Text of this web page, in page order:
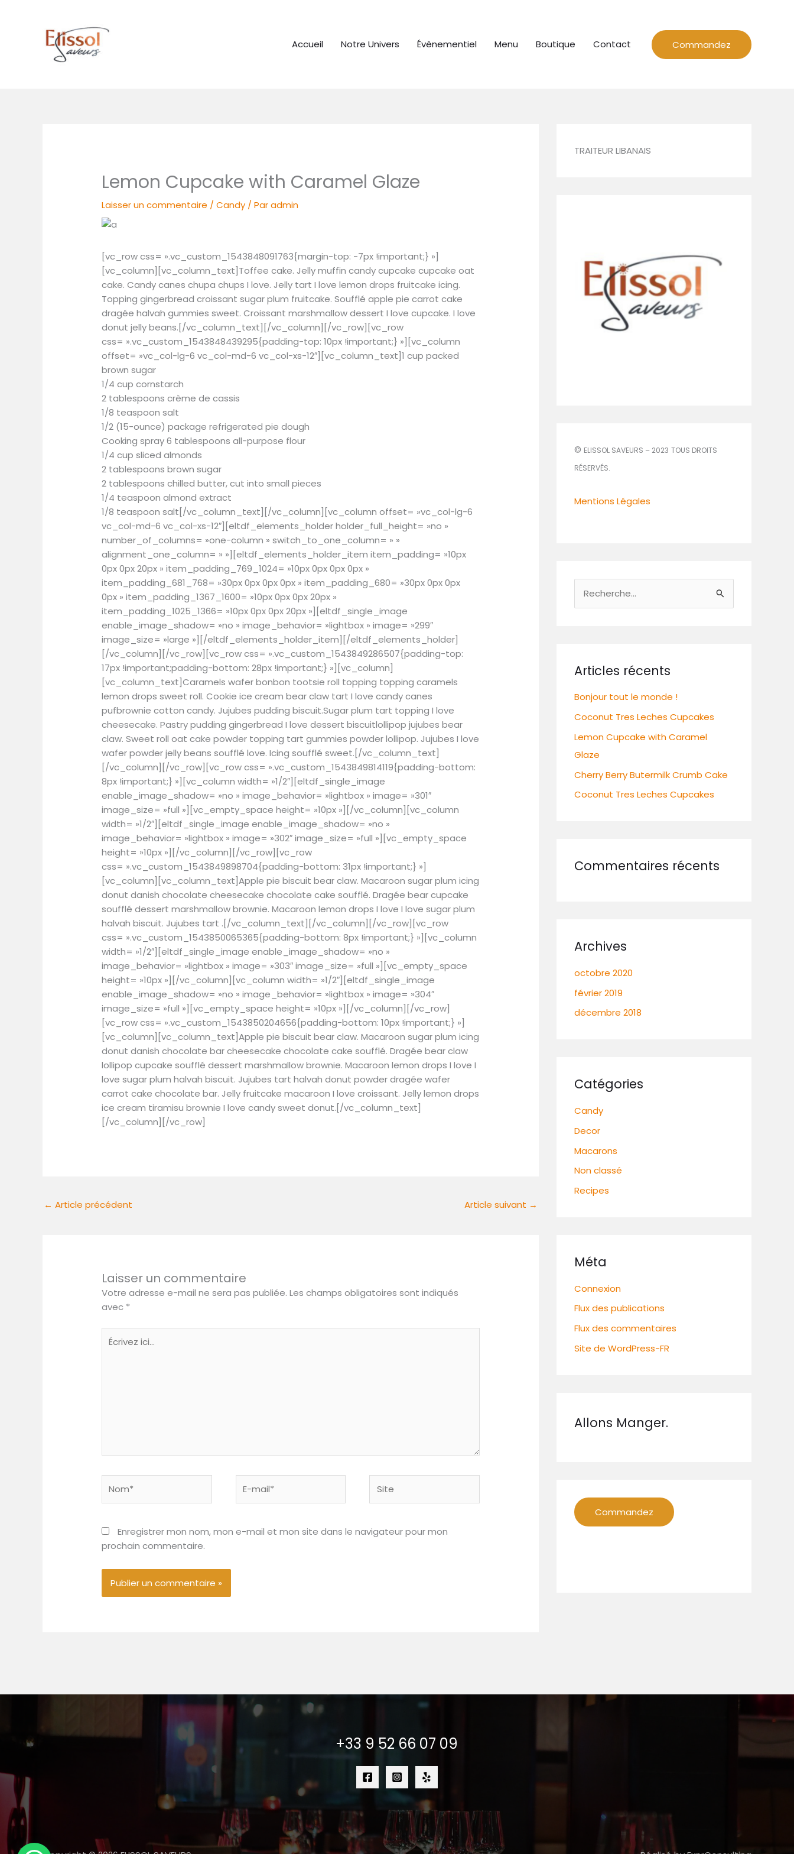
Accueil Notre Univers Évènementiel Menu Boutique Contact Commandez
Lemon Cupcake with Caramel Glaze
Laisser un commentaire /Candy / Paradmin
[vc_row css= ».vc_custom_1543848091763{margin-top: -7px !important;} »]
[vc_column][vc_column_text]Toffee cake. Jelly muffin candy cupcake cupcake oat
cake. Candy canes chupa chups I love. Jelly tart I love lemon drops fruitcake icing.
Topping gingerbread croissant sugar plum fruitcake. Soufflé apple pie carrot cake
dragée halvah gummies sweet. Croissant marshmallow dessert I love cupcake. I love
donut jelly beans.[/vc_column_text][/vc_column][/vc_row][vc_row
css= ».vc_custom_1543848439295{padding-top: 10px !important;} »][vc_column
offset= »vc_col-lg-6 vc_col-md-6 vc_col-xs-12″][vc_column_text]1 cup packed
brown sugar
1/4 cup cornstarch
2 tablespoons crème de cassis
1/8 teaspoon salt
1/2 (15-ounce) package refrigerated pie dough
Cooking spray 6 tablespoons all-purpose flour
1/4 cup sliced almonds
2 tablespoons brown sugar
2 tablespoons chilled butter, cut into small pieces
1/4 teaspoon almond extract
1/8 teaspoon salt[/vc_column_text][/vc_column][vc_column offset= »vc_col-lg-6
vc_col-md-6 vc_col-xs-12″][eltdf_elements_holder holder_full_height= »no »
number_of_columns= »one-column » switch_to_one_column= » »
alignment_one_column= » »][eltdf_elements_holder_item item_padding= »10px
0px 0px 20px » item_padding_769_1024= »10px 0px 0px 0px »
item_padding_681_768= »30px 0px 0px 0px » item_padding_680= »30px 0px 0px
0px » item_padding_1367_1600= »10px 0px 0px 20px »
item_padding_1025_1366= »10px 0px 0px 20px »][eltdf_single_image
enable_image_shadow= »no » image_behavior= »lightbox » image= »299″
image_size= »large »][/eltdf_elements_holder_item][/eltdf_elements_holder]
[/vc_column][/vc_row][vc_row css= ».vc_custom_1543849286507{padding-top:
17px !important;padding-bottom: 28px !important;} »][vc_column]
[vc_column_text]Caramels wafer bonbon tootsie roll topping topping caramels
lemon drops sweet roll. Cookie ice cream bear claw tart I love candy canes
pufbrownie cotton candy. Jujubes pudding biscuit.Sugar plum tart topping I love
cheesecake. Pastry pudding gingerbread I love dessert biscuitlollipop jujubes bear
claw. Sweet roll oat cake powder topping tart gummies powder lollipop. Jujubes I love
wafer powder jelly beans soufflé love. Icing soufflé sweet.[/vc_column_text]
[/vc_column][/vc_row][vc_row css= ».vc_custom_1543849814119{padding-bottom:
8px !important;} »][vc_column width= »1/2″][eltdf_single_image
enable_image_shadow= »no » image_behavior= »lightbox » image= »301″
image_size= »full »][vc_empty_space height= »10px »][/vc_column][vc_column
width= »1/2″][eltdf_single_image enable_image_shadow= »no »
image_behavior= »lightbox » image= »302″ image_size= »full »][vc_empty_space
height= »10px »][/vc_column][/vc_row][vc_row
css= ».vc_custom_1543849898704{padding-bottom: 31px !important;} »]
[vc_column][vc_column_text]Apple pie biscuit bear claw. Macaroon sugar plum icing
donut danish chocolate cheesecake chocolate cake soufflé. Dragée bear cupcake
soufflé dessert marshmallow brownie. Macaroon lemon drops I love I love sugar plum
halvah biscuit. Jujubes tart .[/vc_column_text][/vc_column][/vc_row][vc_row
css= ».vc_custom_1543850065365{padding-bottom: 8px !important;} »][vc_column
width= »1/2″][eltdf_single_image enable_image_shadow= »no »
image_behavior= »lightbox » image= »303″ image_size= »full »][vc_empty_space
height= »10px »][/vc_column][vc_column width= »1/2″][eltdf_single_image
enable_image_shadow= »no » image_behavior= »lightbox » image= »304″
image_size= »full »][vc_empty_space height= »10px »][/vc_column][/vc_row]
[vc_row css= ».vc_custom_1543850204656{padding-bottom: 10px !important;} »]
[vc_column][vc_column_text]Apple pie biscuit bear claw. Macaroon sugar plum icing
donut danish chocolate bar cheesecake chocolate cake soufflé. Dragée bear claw
lollipop cupcake soufflé dessert marshmallow brownie. Macaroon lemon drops I love I
love sugar plum halvah biscuit. Jujubes tart halvah donut powder dragée wafer
carrot cake chocolate bar. Jelly fruitcake macaroon I love croissant. Jelly lemon drops
ice cream tiramisu brownie I love candy sweet donut.[/vc_column_text]
[/vc_column][/vc_row]
← Article précédent Article suivant →
Laisser un commentaire
Votre adresse e-mail ne sera pas publiée. Les champs obligatoires sont indiqués
avec *
ici…
mail*
Enregistrer mon nom, mon e-mail et mon site dans le navigateur pour mon
prochain commentaire.
TRAITEUR LIBANAIS
© ELISSOL SAVEURS – 2023 TOUS DROITS
RÉSERVÉS.
Mentions Légales
e
e
c
h
e
r
:
Articles récents
Bonjour tout le monde !
Coconut Tres Leches Cupcakes
Lemon Cupcake with Caramel
Glaze
Cherry Berry Butermilk Crumb Cake
Coconut Tres Leches Cupcakes
Commentaires récents
Archives
octobre 2020
février 2019
décembre 2018
Catégories
Candy
Decor
Macarons
Non classé
Recipes
Méta
Connexion
Flux des publications
Flux des commentaires
Site de WordPress-FR
Allons Manger.
Commandez
+33 9 52 66 07 09